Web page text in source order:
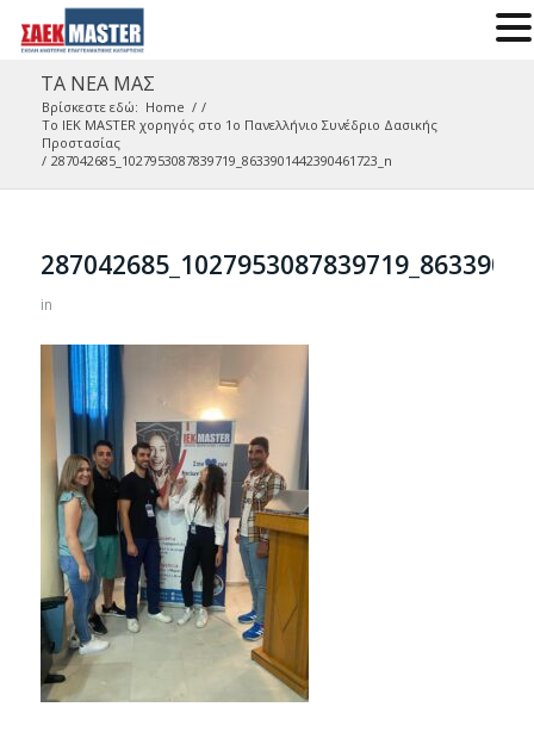
ΤΑ ΝΕΑ ΜΑΣ
Βρίσκεστε εδώ: Home / /
Το ΙΕΚ ΜΑSTER χορηγός στο 1ο Πανελλήνιο Συνέδριο Δασικής
Προστασίας
/ 287042685_1027953087839719_8633901442390461723_n
in